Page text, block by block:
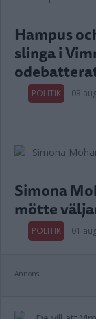
Hampus
slinga i
POLITIK 03
Simona
mötte
POLITIK 01
Annons: